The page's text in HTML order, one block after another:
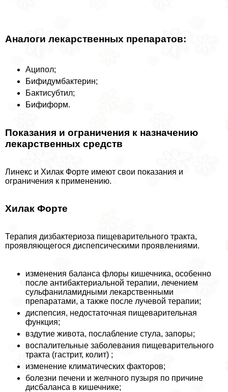
Аналоги лекарственных препаратов:
Аципол;
Бифидумбактерин;
Бактисубтил;
Бифиформ.
Показания и ограничения к назначению
лекарственных средств
Линекс и Хилак Форте имеют свои показания и
ограничения к применению.
Хилак Форте
Терапия дизбактериоза пищеварительного тpaкта,
проявляющегося диспепсическими проявлениями.
изменения баланса флоры кишечника, особенно
после антибактериальной терапии, лечением
сульфаниламидными лекарственными
препаратами, а также после лучевой терапии;
диспепсия, недостаточная пищеварительная
функция;
вздутие живота, послабление стула, запоры;
воспалительные заболевания пищеварительного
тpaкта (гастрит, колит) ;
изменение климатических факторов;
болезни печени и желчного пузыря по причине
дисбаланса в кишечнике;